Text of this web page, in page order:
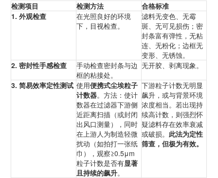
检测项目 检测方法
合格标准
1. 外观检查
在光照良好的环境
下，目视检查。
滤料无变色、无霉
斑、无可见损伤；密
封条富有弹性，无粘
连、无粉化；边框无
变形、无锈蚀。
2. 密封性手感检查
手动检查密封条与边
框的粘接处。
无开胶、剥离现象。
3. 简易效率定性测试 使用便携式尘埃粒子
计数器。方法：使计
数器在过滤器下游侧
近距离扫描（或封闭
出风口测量），同时
在上游人为制造轻微
扰动（如拍打一张纸
巾），观察≥0.5μm
粒子计数是否有显著
且持续的飙升。
下游粒子计数无明显
飙升，或与背景环境
浓度相当。若出现持
续高计数，则强烈怀
疑滤料存在效率衰减
或破损。 此法为定性
筛查，但极为有效。